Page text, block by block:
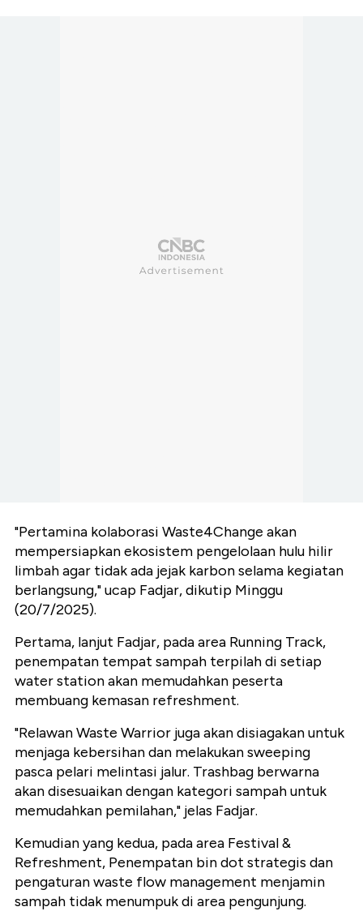
"Pertamina kolaborasi Waste4Change akan
mempersiapkan ekosistem pengelolaan hulu hilir
limbah agar tidak ada jejak karbon selama kegiatan
berlangsung," ucap Fadjar, dikutip Minggu
(20/7/2025).
Pertama, lanjut Fadjar, pada area Running Track,
penempatan tempat sampah terpilah di setiap
water station akan memudahkan peserta
membuang kemasan refreshment.
"Relawan Waste Warrior juga akan disiagakan untuk
menjaga kebersihan dan melakukan sweeping
pasca pelari melintasi jalur. Trashbag berwarna
akan disesuaikan dengan kategori sampah untuk
memudahkan pemilahan," jelas Fadjar.
Kemudian yang kedua, pada area Festival &
Refreshment, Penempatan bin dot strategis dan
pengaturan waste flow management menjamin
sampah tidak menumpuk di area pengunjung.